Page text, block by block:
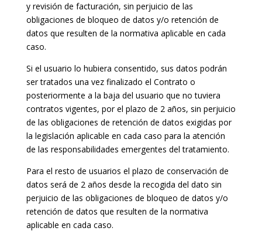
y revisión de facturación, sin perjuicio de las
obligaciones de bloqueo de datos y/o retención de
datos que resulten de la normativa aplicable en cada
caso.
Si el usuario lo hubiera consentido, sus datos podrán
ser tratados una vez finalizado el Contrato o
posteriormente a la baja del usuario que no tuviera
contratos vigentes, por el plazo de 2 años, sin perjuicio
de las obligaciones de retención de datos exigidas por
la legislación aplicable en cada caso para la atención
de las responsabilidades emergentes del tratamiento.
Para el resto de usuarios el plazo de conservación de
datos será de 2 años desde la recogida del dato sin
perjuicio de las obligaciones de bloqueo de datos y/o
retención de datos que resulten de la normativa
aplicable en cada caso.